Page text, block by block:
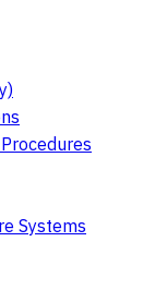
Systems